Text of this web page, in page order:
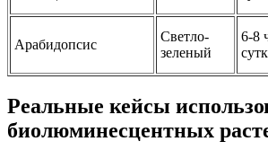
Арабидопсис
Светло-
зеленый
6-8
Реальные кейсы
биолюминесцентных